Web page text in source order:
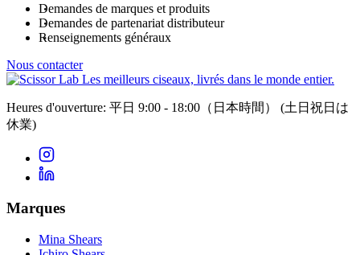
Demandes de marques et produits
Demandes de partenariat distributeur
Renseignements généraux
Nous contacter
Les meilleurs ciseaux, livrés dans le monde entier.
Heures d'ouverture: 平日 9:00 - 18:00（日本時間） (土日祝日は
休業)
Marques
Mina Shears